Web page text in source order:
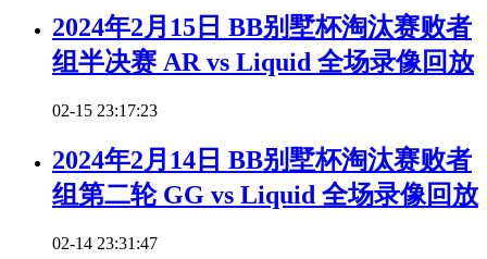
2024年2月15日 BB别墅杯淘汰赛败者
组半决赛 AR vs Liquid 全场录像回放
02-15 23:17:23
2024年2月14日 BB别墅杯淘汰赛败者
组第二轮 GG vs Liquid 全场录像回放
02-14 23:31:47